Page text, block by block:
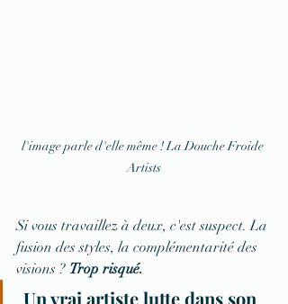
l'image parle d'elle même ! La Douche Froide
Artists
Si vous travaillez à deux, c'est suspect. La
fusion des styles, la complémentarité des
visions ? Trop risqué.
Un vrai artiste lutte dans son